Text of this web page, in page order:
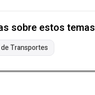
sobre estos temas
Transportes